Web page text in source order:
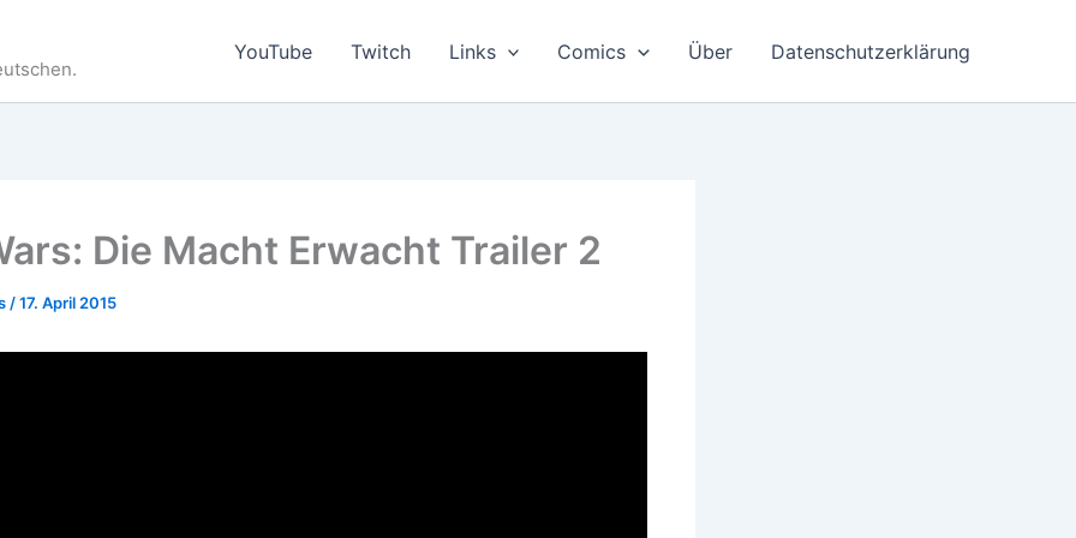
YouTube Twitch Links Comics Über Datenschutzerklärung
Die Macht Erwacht Trailer 2
/17. April 2015